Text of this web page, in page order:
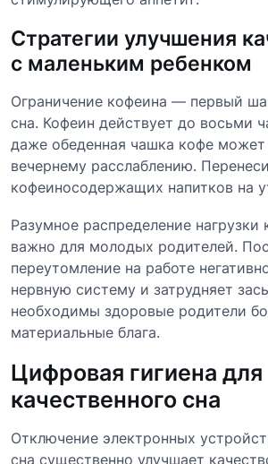
Стратегии улучшения
с маленьким ребенком
Ограничение кофеина — первый
сна. Кофеин действует до восьми
даже обеденная чашка кофе может
вечернему расслаблению.
кофеиносодержащих напитков на
Разумное распределение нагрузки
важно для молодых родителей.
переутомление на работе
нервную систему и затрудняет
необходимы здоровые родители
материальные блага.
Цифровая гигиена для
качественного сна
Отключение электронных
сна существенно улучшает